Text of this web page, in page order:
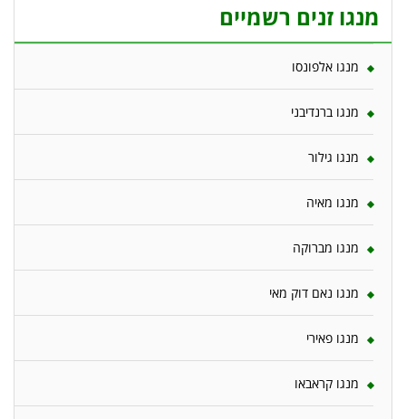
מנגו זנים רשמיים
מנגו אלפונסו
מנגו ברנדיבני
מנגו גילור
מנגו מאיה
מנגו מברוקה
מנגו נאם דוק מאי
מנגו פאירי
מנגו קראבאו